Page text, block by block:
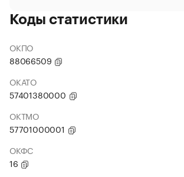
Коды статистики
ОКПО
88066509
ОКАТО
57401380000
ОКТМО
57701000001
ОКФС
16